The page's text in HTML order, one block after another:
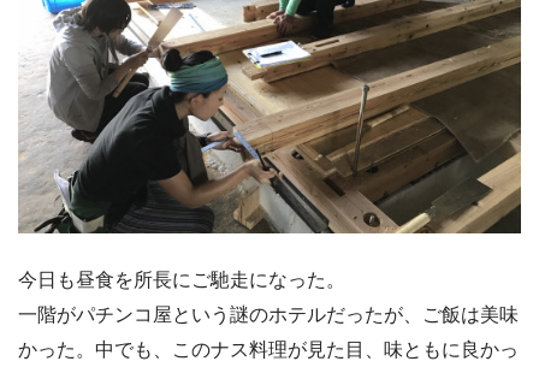
今日も昼食を所長にご馳走になった。
一階がパチンコ屋という謎のホテルだったが、ご飯は美味
かった。中でも、このナス料理が見た目、味ともに良かっ